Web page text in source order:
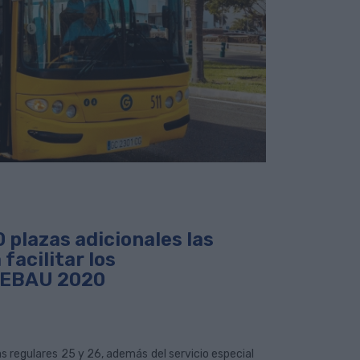
plazas adicionales las
facilitar los
2020
regulares 25 y 26, además del servicio especial